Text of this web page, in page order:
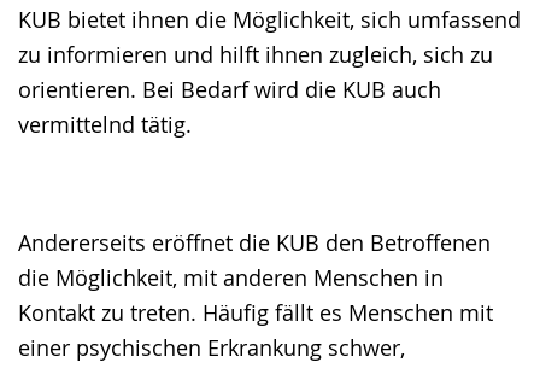
KUB bietet ihnen die Möglichkeit, sich umfassend
zu informieren und hilft ihnen zugleich, sich zu
orientieren. Bei Bedarf wird die KUB auch
vermittelnd tätig.
Andererseits eröffnet die KUB den Betroffenen
die Möglichkeit, mit anderen Menschen in
Kontakt zu treten. Häufig fällt es Menschen mit
einer psychischen Erkrankung schwer,